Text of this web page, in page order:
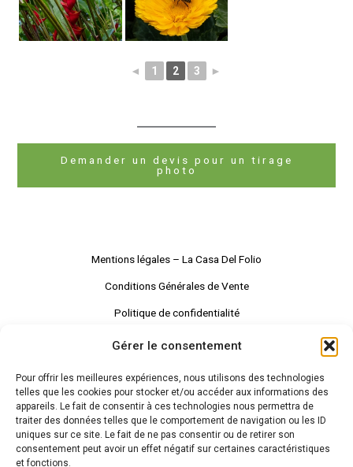
Gérer le consentement
Pour offrir les meilleures expériences, nous utilisons des technologies
telles que les cookies pour stocker et/ou accéder aux informations des
appareils. Le fait de consentir à ces technologies nous permettra de
traiter des données telles que le comportement de navigation ou les ID
uniques sur ce site. Le fait de ne pas consentir ou de retirer son
consentement peut avoir un effet négatif sur certaines caractéristiques
et fonctions.
◄ 1 2 3 ►
Demander un devis pour un tirage
photo
Mentions légales – La Casa Del Folio
Conditions Générales de Vente
Politique de confidentialité
Facebook Instagram